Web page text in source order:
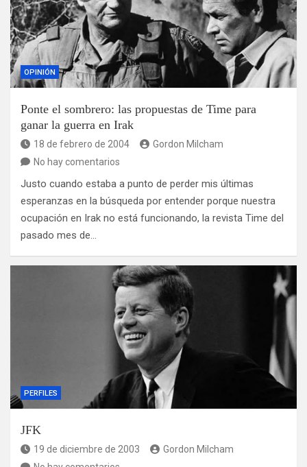
OPINIÓN
Ponte el sombrero: las propuestas de Time para
ganar la guerra en Irak
18 de febrero de 2004
Gordon Milcham
No hay comentarios
Justo cuando estaba a punto de perder mis últimas
esperanzas en la búsqueda por entender porque nuestra
ocupación en Irak no está funcionando, la revista Time del
pasado mes de…
PERFILES
JFK
19 de diciembre de 2003
Gordon Milcham